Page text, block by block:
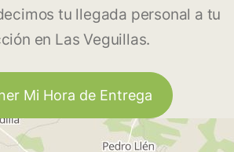
tu llegada personal a tu
en Las Veguillas.
Mi Hora de Entrega